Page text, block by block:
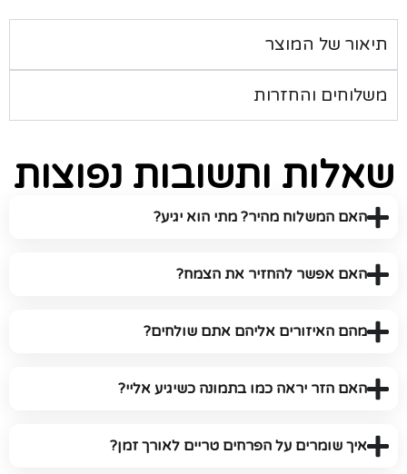
תיאור של המוצר
משלוחים והחזרות
שאלות ותשובות נפוצות
האם המשלוח מהיר? מתי הוא יגיע?
האם אפשר להחזיר את הצמח?
מהם האיזורים אליהם אתם שולחים?
האם הזר יראה כמו בתמונה כשיגיע אליי?
איך שומרים על הפרחים טריים לאורך זמן?